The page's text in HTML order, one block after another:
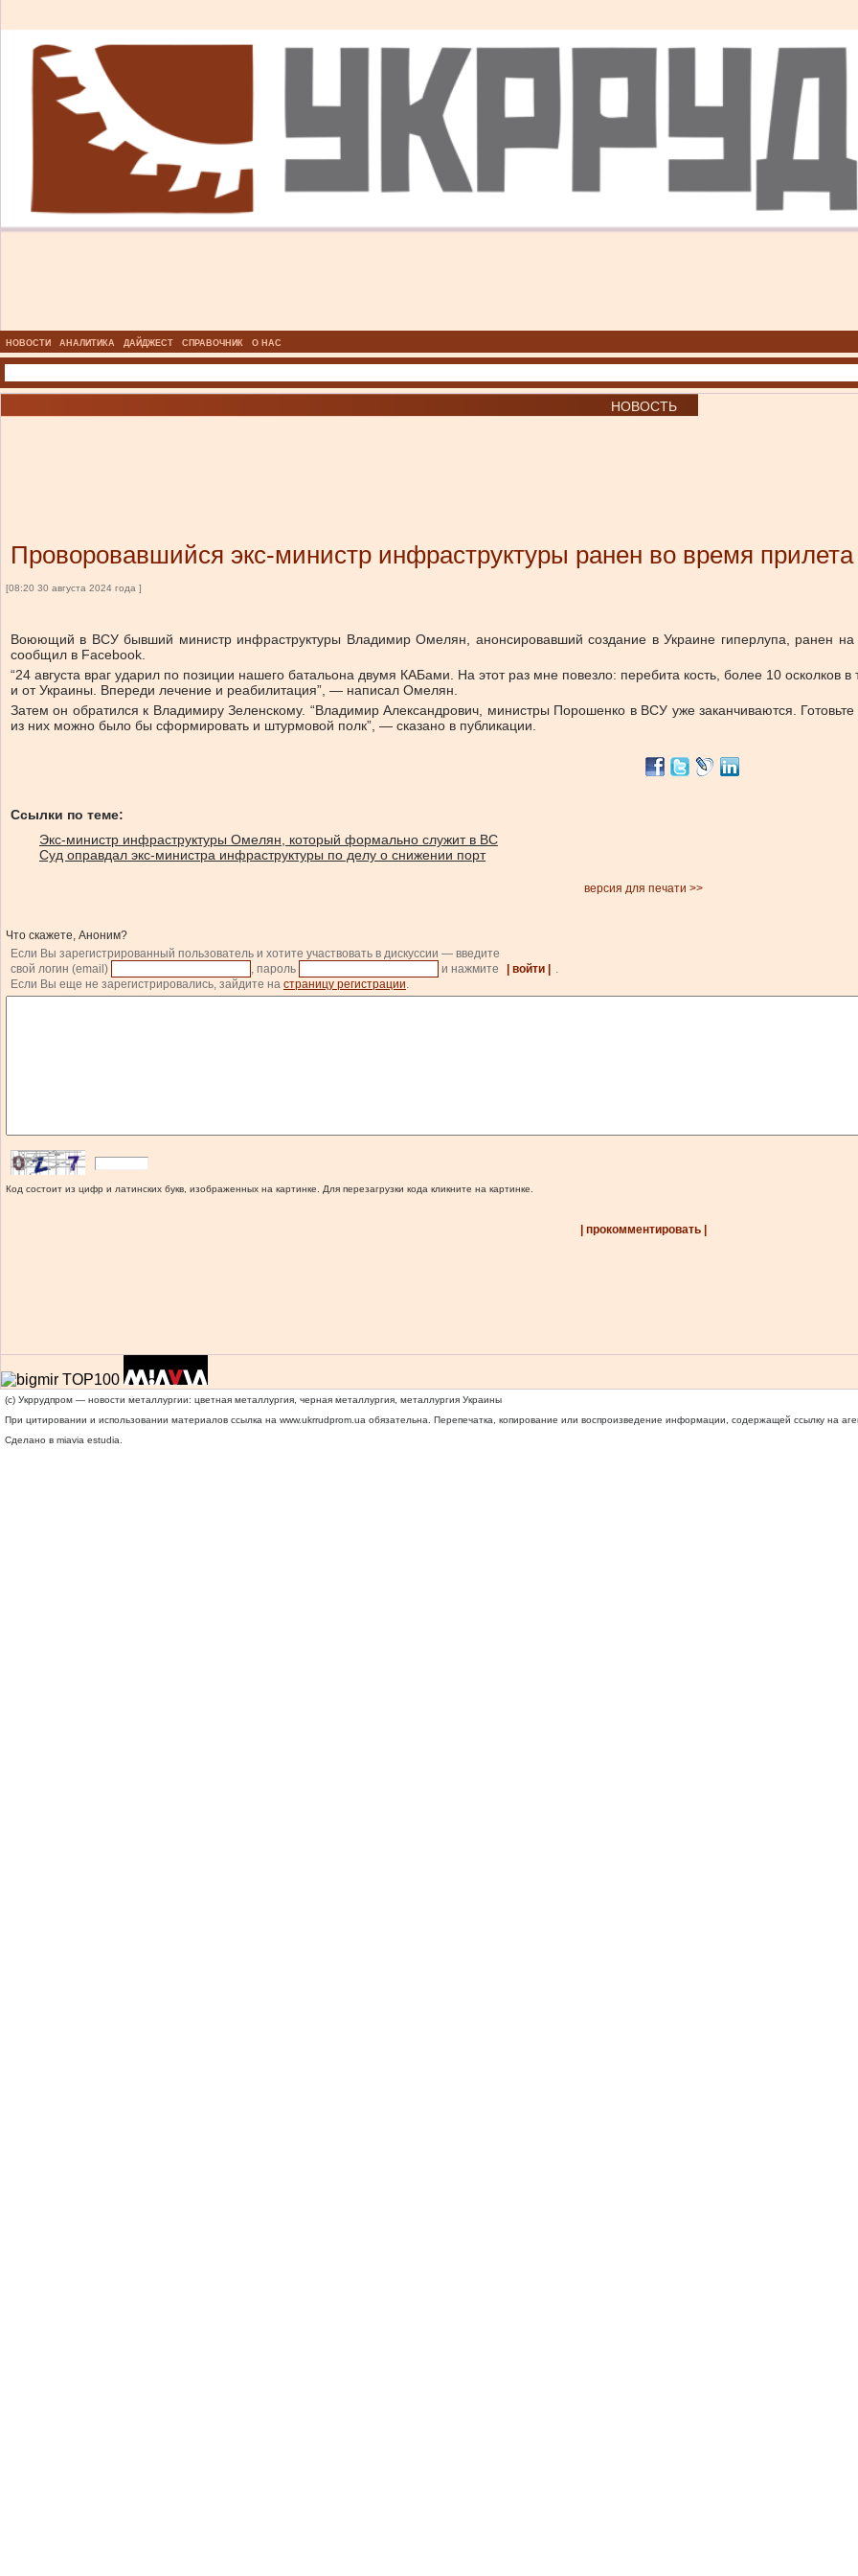
НОВОСТИ АНАЛИТИКА ДАЙДЖЕСТ СПРАВОЧНИК О НАС
НОВОСТЬ
Проворовавшийся экс-министр инфраструктуры ранен во время
[08:20 30 августа 2024 года ]
Воюющий в ВСУ бывший министр инфраструктуры Владимир Омелян, анонсировавший создание в Украине гиперлупа, ранен
сообщил в Facebook.
“24 августа враг ударил по позиции нашего батальона двумя КАБами. На этот раз мне повезло: перебита кость, более 10 осколков
и от Украины. Впереди лечение и реабилитация”, — написал Омелян.
Затем он обратился к Владимиру Зеленскому. “Владимир Александрович, министры Порошенко в ВСУ уже заканчиваются.
из них можно было бы сформировать и штурмовой полк”, — сказано в публикации.
Ссылки по теме:
Экс-министр инфраструктуры Омелян, который формально служит в ВС
Суд оправдал экс-министра инфраструктуры по делу о снижении порт
версия для печати >>
Что скажете, Аноним?
Если Вы зарегистрированный пользователь и хотите участвовать в дискуссии — введите
свой логин (email)
, пароль и нажмите | войти |
.
Если Вы еще не зарегистрировались, зайдите на страницу регистрации.
Код состоит из цифр и латинских букв, изображенных на картинке. Для перезагрузки кода кликните на картинке.
| прокомментировать |
(c) Укррудпром — новости металлургии: цветная металлургия, черная металлургия, металлургия Украины
При цитировании и использовании материалов ссылка на www.ukrrudprom.ua обязательна. Перепечатка, копирование или воспроизведение информации, содержащей ссылку на
Сделано в miavia estudia.